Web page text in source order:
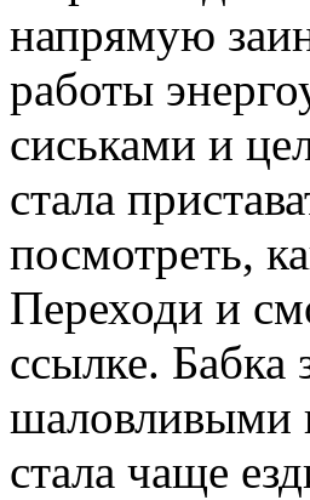
напрямую
работы
сиськами и
стала
посмотреть,
Переходи и
ссылке. Бабка
шаловливыми
стала чаще